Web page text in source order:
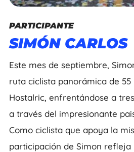
PARTICIPANTE
SIMÓN CARLOS
Este mes de septiembre,
ruta ciclista panorámica de
Hostalric, enfrentándose a
a través del impresionante
Como ciclista que apoya la
participación de Simon